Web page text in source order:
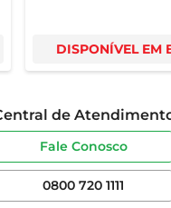
DISPONÍVEL EM
de
Fale Conosco
0800 720 1111